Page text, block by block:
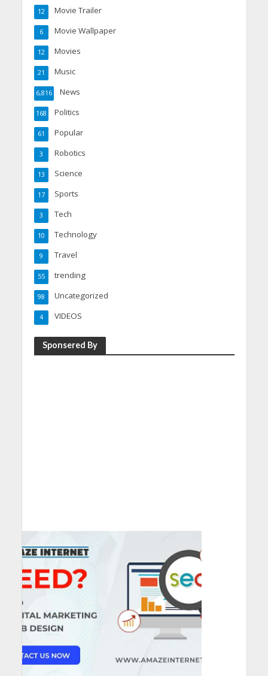
Movie Trailer
12
Movie Wallpaper
6
Movies
12
Music
21
News
6,816
Politics
168
Popular
61
Robotics
3
Science
13
Sports
17
Tech
3
Technology
10
Travel
9
trending
55
Uncategorized
98
VIDEOS
4
Sponsered By